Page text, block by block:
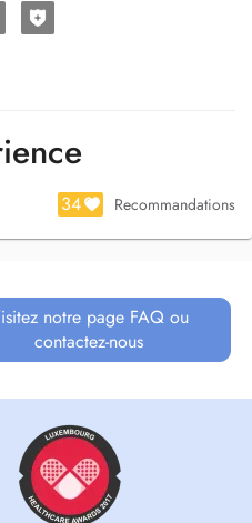
34 Recommandations
notre page FAQ ou
contactez-nous